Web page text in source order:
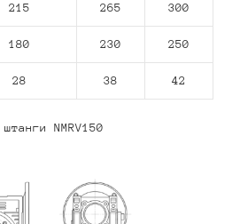
215 265 300
180 230 250
28 38 42
NMRV150